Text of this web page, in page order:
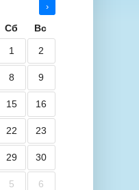
›
Сб Вс
1 2
8 9
15 16
22 23
29 30
5 6